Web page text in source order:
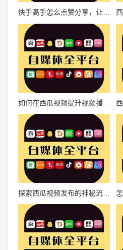
快手高手怎么点赞分享，让你快速成为视频互动达人
如何在西瓜视频提升视频播放量？这里有最全攻略！
探索西瓜视频发布的神秘流量密码，如何提升播放量？